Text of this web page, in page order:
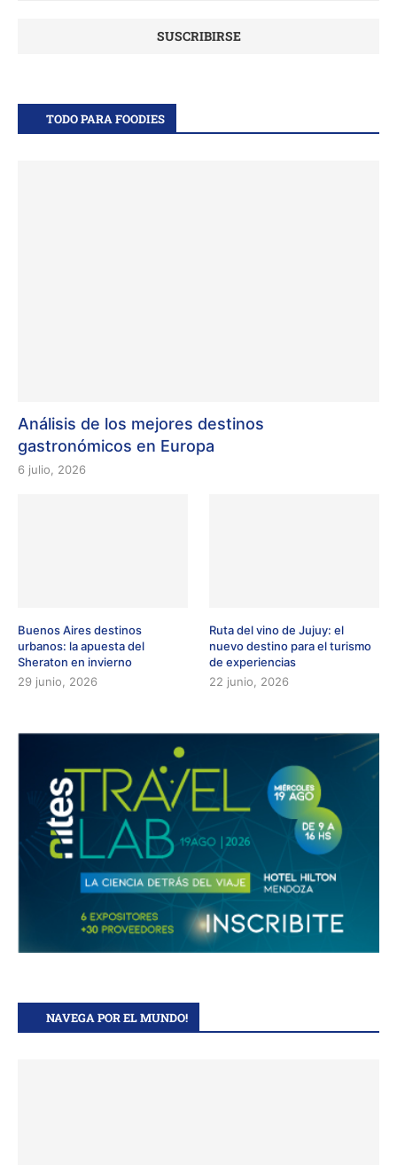
TODO PARA FOODIES
Análisis de los mejores destinos
gastronómicos en Europa
6 julio, 2026
Buenos Aires destinos
urbanos: la apuesta del
Sheraton en invierno
29 junio, 2026
Ruta del vino de Jujuy: el
nuevo destino para el turismo
de experiencias
22 junio, 2026
NAVEGA POR EL MUNDO!